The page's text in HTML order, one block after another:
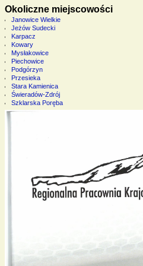
Okoliczne miejscowości
Janowice Wielkie
Jeżów Sudecki
Karpacz
Kowary
Mysłakowice
Piechowice
Podgórzyn
Przesieka
Stara Kamienica
Świeradów-Zdrój
Szklarska Poręba